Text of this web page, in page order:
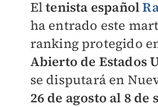
Eltenista español
ha entrado este
ranking protegido
Abierto de Estados
se disputará en
26 de agosto al 8 de